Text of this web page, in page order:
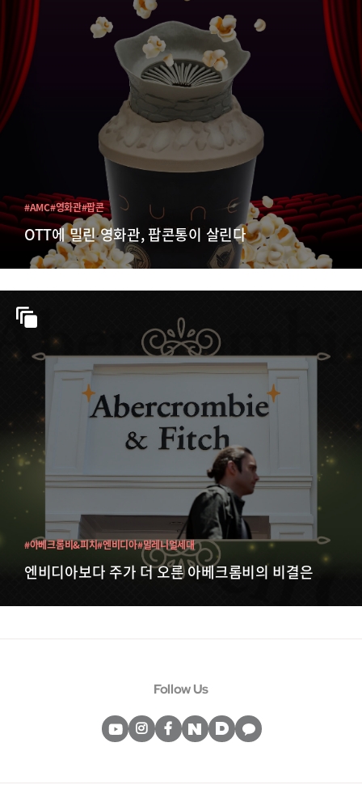
OTT에 밀린 영화관, 팝콘통이 살린다
#AMC#영화관#팝콘
엔비디아보다 주가 더 오른 아베크롬비의 비결은
#아베크롬비&피치#엔비디아#밀레니얼세대
Follow Us